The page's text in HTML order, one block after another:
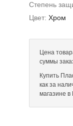
Степень
Цвет: Хром
Цена
суммы
Купить
как за
магазине